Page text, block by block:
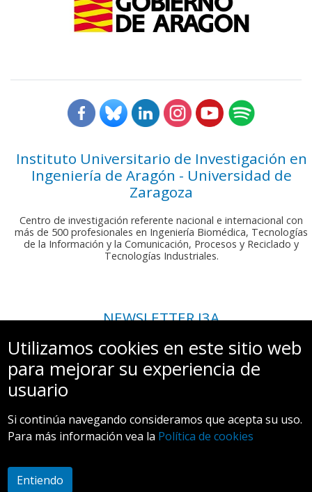
Instituto Universitario de Investigación en
Ingeniería de Aragón - Universidad de
Zaragoza
Centro de investigación referente nacional e internacional con
más de 500 profesionales en Ingeniería Biomédica, Tecnologías
de la Información y la Comunicación, Procesos y Reciclado y
Tecnologías Industriales.
NEWSLETTER I3A
Si deseas recibir nuestro boletín mensual, envíanos un correo a:
comunicacion.i3a@unizar.es
Utilizamos cookies en este sitio web
para mejorar su experiencia de
usuario
Si continúa navegando consideramos que acepta su uso.
Para más información vea la Política de cookies
Entiendo